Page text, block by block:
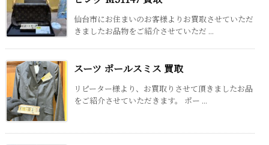
仙台市にお住まいのお客様よりお買取させていただ
きましたお品物をご紹介させていただ ...
スーツ ポールスミス 買取
リピーター様より、お買取りさせて頂きましたお品
をご紹介させていただきます。 ポー ...